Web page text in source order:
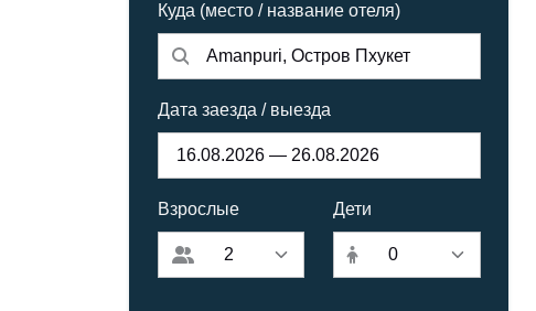
Куда (место / название отеля)
Дата заезда / выезда
Взрослые Дети